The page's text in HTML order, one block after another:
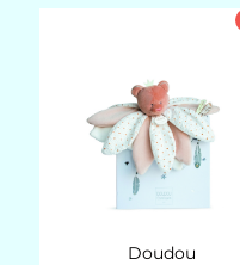
Doudou